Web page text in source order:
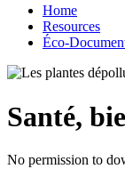
Home
Resources
Éco-
Santé,
No permission to